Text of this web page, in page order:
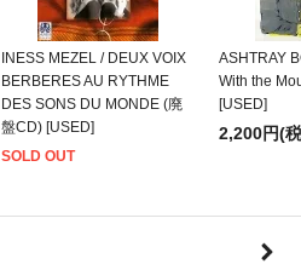
INESS MEZEL / DEUX VOIX
BERBERES AU RYTHME
DES SONS DU MONDE (廃
盤CD) [USED]
SOLD OUT
ASHTRAY
With the
[USED]
2,200円(